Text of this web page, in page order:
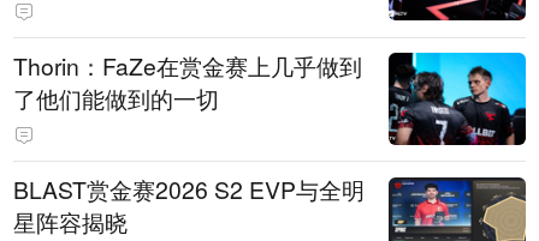
Thorin：FaZe在赏金赛上几乎做到
了他们能做到的一切
BLAST赏金赛2026 S2 EVP与全明
星阵容揭晓